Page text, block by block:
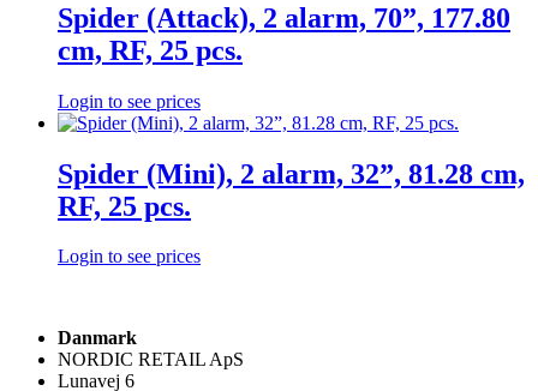
Spider (Attack), 2 alarm, 70”, 177.80
cm, RF, 25 pcs.
Login to see prices
Spider (Mini), 2 alarm, 32”, 81.28 cm,
RF, 25 pcs.
Login to see prices
Danmark
NORDIC RETAIL ApS
Lunavej 6